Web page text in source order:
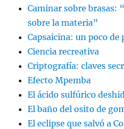
Caminar sobre brasas:
sobre la materia”
Capsaicina: un poco de
Ciencia recreativa
Criptografía: claves
Efecto Mpemba
El ácido sulfúrico
El baño del osito de
El eclipse que salvó a